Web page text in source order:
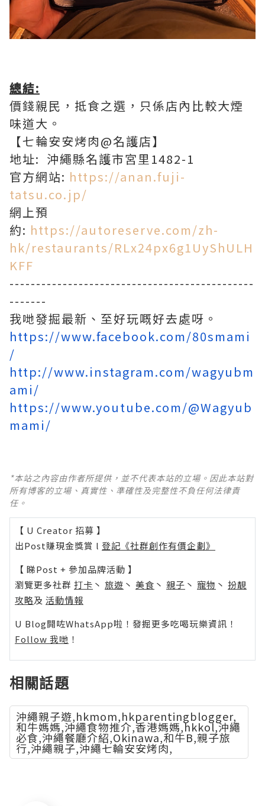
總結:
價錢親民，抵食之選，只係店內比較大煙
味道大。
【七輪安安烤肉@名護店】
地址: 沖繩縣名護市宮里1482-1
官方網站: https://anan.fuji-
tatsu.co.jp/
網上預
約: https://autoreserve.com/zh-
hk/restaurants/RLx24px6g1UyShULH
KFF
----------------------------------------------
-------
我哋發掘最新、至好玩嘅好去處呀。
https://www.facebook.com/80smami
/
http://www.instagram.com/wagyubm
ami/
https://www.youtube.com/@Wagyub
mami/
*本站之內容由作者所提供，並不代表本站的立場。因此本站對
所有博客的立場、真實性、準確性及完整性不負任何法律責
任。
【 U Creator 招募 】
出Post賺現金獎賞 l 登記《社群創作有價企劃》
【 睇Post + 參加品牌活動 】
瀏覽更多社群 打卡 丶 旅遊 丶 美食 丶 親子 丶 寵物 丶 扮靚
攻略及 活動情報
U Blog開咗WhatsApp啦！發掘更多吃喝玩樂資訊！
Follow 我哋 ！
相關話題
沖繩親子遊,hkmom,hkparentingblogger,
和牛媽媽,沖繩食物推介,香港媽媽,hkkol,沖繩
必食,沖繩餐廳介紹,Okinawa,和牛B,親子旅
行,沖繩親子,沖繩七輪安安烤肉,